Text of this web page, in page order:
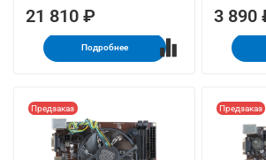
21 810 ₽
Подробнее
3 890
Предзаказ Предзаказ